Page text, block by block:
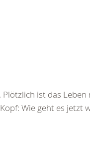
ist das
Wie geht es jetzt